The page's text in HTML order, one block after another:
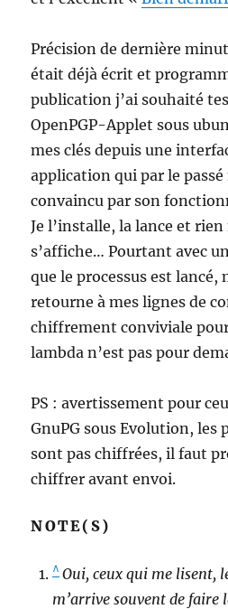
Précision de dernière
était déjà écrit et
publication j’ai souhaité
OpenPGP-Applet sous
mes clés depuis une
application qui par le passé
convaincu par son
Je l’installe, la lance et rien
s’affiche… Pourtant avec
que le processus est lancé,
retourne à mes lignes de
chiffrement conviviale
lambda n’est pas pour
PS : avertissement pour
GnuPG sous Evolution, les
sont pas chiffrées, il faut
chiffrer avant envoi.
NOTE(S)
^ Oui, ceux qui me lisent,
m’arrive souvent de faire